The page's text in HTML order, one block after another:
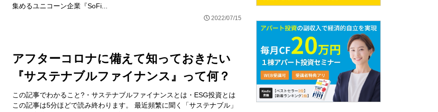
集めるユニコーン企業『SoFi...
2022/07/15
アフターコロナに備えて知っておきたい
『サステナブルファイナンス』って何？
この記事でわかること?・サステナブルファイナンスとは・ESG投資とは
この記事は5分ほどで読み終わります。 最近頻繁に聞く「サステナブル」